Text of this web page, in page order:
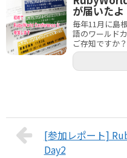
が届いたよ
毎年11月に島
語のワールド
ご存知ですか
[参加レポート]
Day2